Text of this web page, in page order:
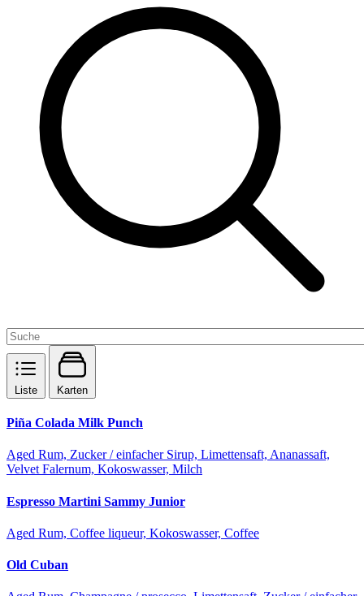
Liste Karten
Piña Colada Milk Punch
Aged Rum, Zucker / einfacher Sirup, Limettensaft, Ananassaft,
Velvet Falernum, Kokoswasser, Milch
Espresso Martini Sammy Junior
Aged Rum, Coffee liqueur, Kokoswasser, Coffee
Old Cuban